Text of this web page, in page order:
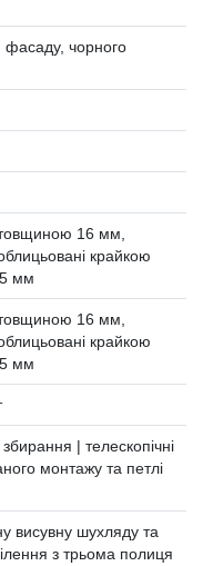
фасаду, чорного
16 мм,
крайкою
мм
16 мм,
крайкою
мм
| телескопічні
монтажу та петлі
висувну шухляду та
з трьома полиця